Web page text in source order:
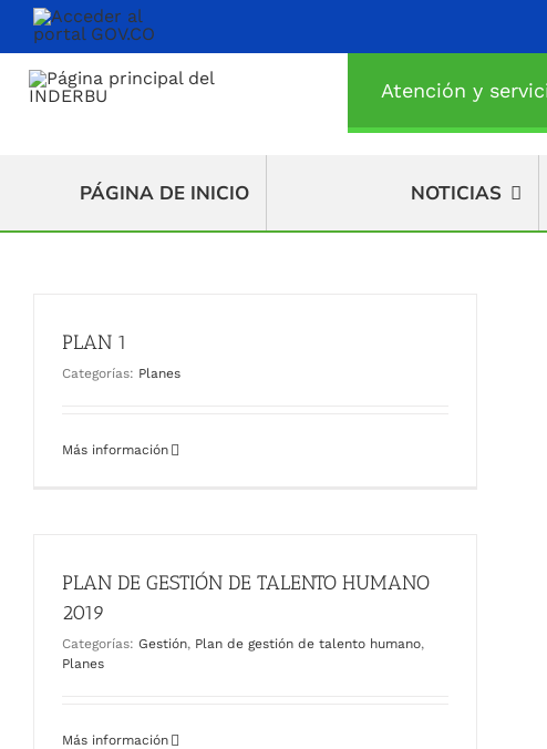
Saltar
contenido
Atención y
PÁGINA DE INICIO NOTICIAS
PLAN 1
Categorías: Planes
Más información
PLAN DE GESTIÓN DE TALENTO HUMANO
2019
Categorías: Gestión, Plan de gestión de talento humano,
Planes
Más información